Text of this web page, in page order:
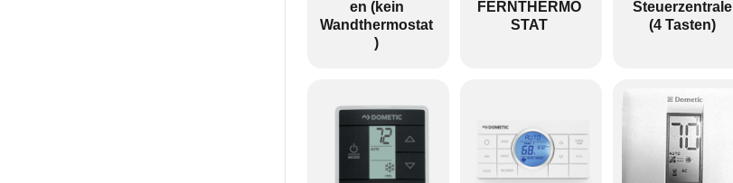
en (kein
Wandthermostat
)
FERNTHERMO
STAT
Steuerzentrale
(4 Tasten)